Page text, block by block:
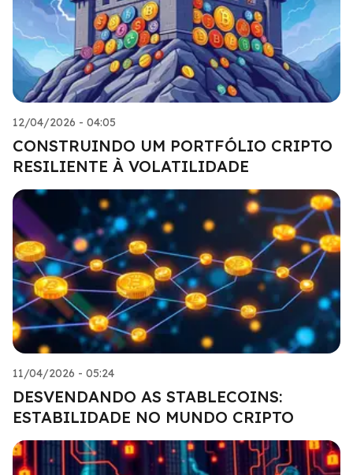
12/04/2026 - 04:05
CONSTRUINDO UM PORTFÓLIO CRIPTO
RESILIENTE À VOLATILIDADE
11/04/2026 - 05:24
DESVENDANDO AS STABLECOINS:
ESTABILIDADE NO MUNDO CRIPTO